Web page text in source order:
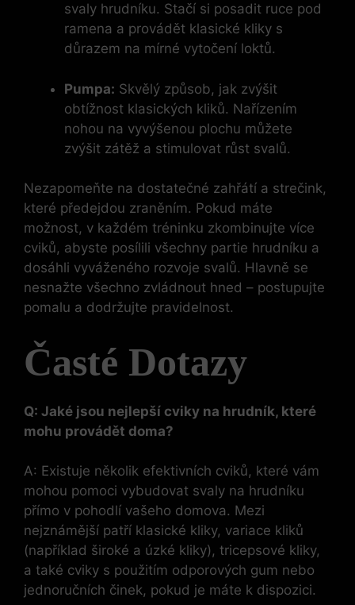
svaly hrudníku. Stačí si posadit ruce pod
ramena a provádět klasické kliky s
důrazem na mírné vytočení loktů.
Pumpa: Skvělý způsob, jak zvýšit
obtížnost klasických kliků. Nařízením
nohou na vyvýšenou plochu můžete
zvýšit zátěž a stimulovat růst svalů.
Nezapomeňte na dostatečné zahřátí a strečink,
které předejdou zraněním. Pokud máte
možnost, v každém tréninku zkombinujte více
cviků, abyste posílili všechny partie hrudníku a
dosáhli vyváženého rozvoje svalů. Hlavně se
nesnažte všechno zvládnout hned – postupujte
pomalu a dodržujte pravidelnost.
Časté Dotazy
Q: Jaké jsou nejlepší cviky na hrudník, které
mohu provádět doma?
A: Existuje několik efektivních cviků, které vám
mohou pomoci vybudovat svaly na hrudníku
přímo v pohodlí vašeho domova. Mezi
nejznámější patří klasické kliky, variace kliků
(například široké a úzké kliky), tricepsové kliky,
a také cviky s použitím odporových gum nebo
jednoručních činek, pokud je máte k dispozici.